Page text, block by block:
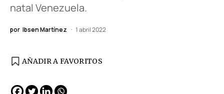
natal Venezuela.
por Ibsen Martínez 1 abril 2022
AÑADIR A FAVORITOS